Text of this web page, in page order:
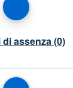
di assenza (0)